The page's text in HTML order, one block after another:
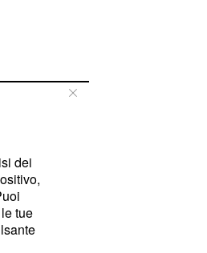
dei
tue